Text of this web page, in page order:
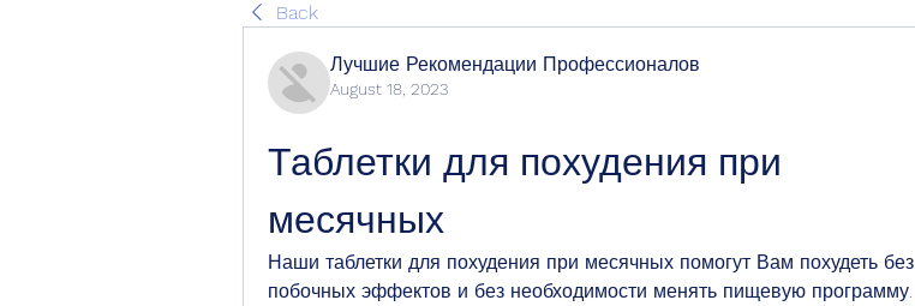
Back
Лучшие Рекомендации Профессионалов
August 18, 2023
Таблетки для похудения при
месячных
Наши таблетки для похудения при месячных помогут Вам похудеть без
побочных эффектов и без необходимости менять пищевую программу.